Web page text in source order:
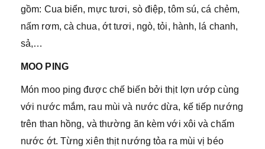
gồm: Cua biển, mực tươi, sò điệp, tôm sú, cá chẻm,
nấm rơm, cà chua, ớt tươi, ngò, tỏi, hành, lá chanh,
sả,…
MOO PING
Món moo ping được chế biến bởi thịt lợn ướp cùng
với nước mắm, rau mùi và nước dừa, kế tiếp nướng
trên than hồng, và thường ăn kèm với xôi và chấm
nước ớt. Từng xiên thịt nướng tỏa ra mùi vị béo